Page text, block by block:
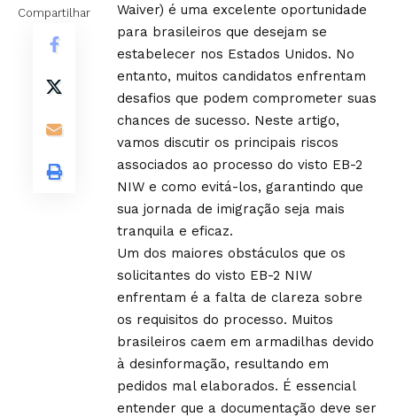
Compartilhar
Waiver) é uma excelente oportunidade
para brasileiros que desejam se
estabelecer nos Estados Unidos. No
entanto, muitos candidatos enfrentam
desafios que podem comprometer suas
chances de sucesso. Neste artigo,
vamos discutir os principais riscos
associados ao processo do visto EB-2
NIW e como evitá-los, garantindo que
sua jornada de imigração seja mais
tranquila e eficaz.
Um dos maiores obstáculos que os
solicitantes do visto EB-2 NIW
enfrentam é a falta de clareza sobre
os requisitos do processo. Muitos
brasileiros caem em armadilhas devido
à desinformação, resultando em
pedidos mal elaborados. É essencial
entender que a documentação deve ser